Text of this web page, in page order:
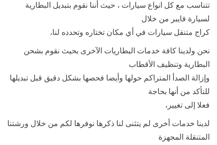
تتناسب مع كل انواع سيارات ، حيث أننا نقوم بتبديل البطارية
لسيارة فايبر من خلال
كراج متنقل سيارات في أي مكان تختاره وتحدده لنا،
نحن ولدينا كافة خدمات البطاريات الآخرى بحيث نقوم بشحن
البطارية وتنظيف الأقطاب
وإزالة الصدأ المتراكم حولها وأيضا فحصها بشكل دقيق قبل تبديلها
للتأكد من أنها بحاجة
فعلا إلى تغيير،
لدينا خدمات أخرى لم يتثنى لنا ذكرها نوفرها لكم من خلال ورشتنا
المتنقلة المجهزة